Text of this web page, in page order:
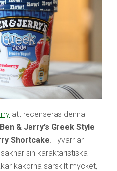
att recenseras denna
Ben & Jerry’s Greek Style
Shortcake . Tyvärr är
sin karaktäristiska
kakorna särskilt mycket,